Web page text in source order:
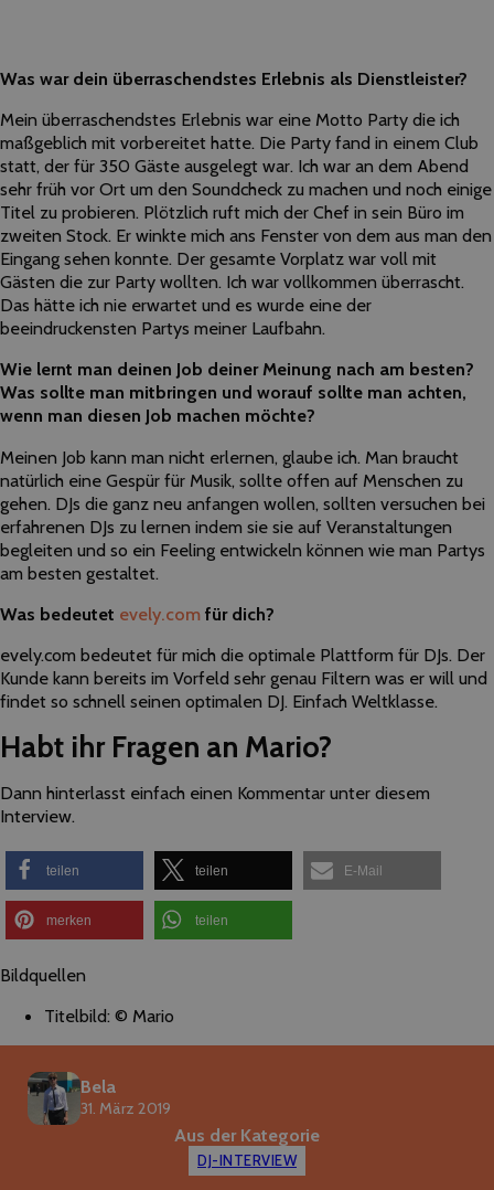
Was war dein überraschendstes Erlebnis als Dienstleister?
Mein überraschendstes Erlebnis war eine Motto Party die ich
maßgeblich mit vorbereitet hatte. Die Party fand in einem Club
statt, der für 350 Gäste ausgelegt war. Ich war an dem Abend
sehr früh vor Ort um den Soundcheck zu machen und noch einige
Titel zu probieren. Plötzlich ruft mich der Chef in sein Büro im
zweiten Stock. Er winkte mich ans Fenster von dem aus man den
Eingang sehen konnte. Der gesamte Vorplatz war voll mit
Gästen die zur Party wollten. Ich war vollkommen überrascht.
Das hätte ich nie erwartet und es wurde eine der
beeindruckensten Partys meiner Laufbahn.
Wie lernt man deinen Job deiner Meinung nach am besten?
Was sollte man mitbringen und worauf sollte man achten,
wenn man diesen Job machen möchte?
Meinen Job kann man nicht erlernen, glaube ich. Man braucht
natürlich eine Gespür für Musik, sollte offen auf Menschen zu
gehen. DJs die ganz neu anfangen wollen, sollten versuchen bei
erfahrenen DJs zu lernen indem sie sie auf Veranstaltungen
begleiten und so ein Feeling entwickeln können wie man Partys
am besten gestaltet.
Was bedeutet evely.com für dich?
evely.com bedeutet für mich die optimale Plattform für DJs. Der
Kunde kann bereits im Vorfeld sehr genau Filtern was er will und
findet so schnell seinen optimalen DJ. Einfach Weltklasse.
Habt ihr Fragen an Mario?
Dann hinterlasst einfach einen Kommentar unter diesem
Interview.
teilen teilen E-Mail
merken teilen
Bildquellen
Titelbild: © Mario
Bela
31. März 2019
Aus der Kategorie
DJ-INTERVIEW